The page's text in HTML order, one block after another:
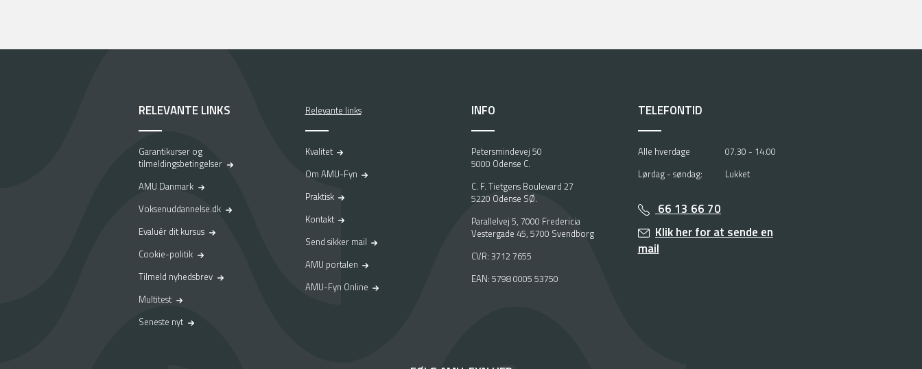
RELEVANTE LINKS
Garantikurser og
tilmeldingsbetingelser
AMU Danmark
Voksenuddannelse.dk
Evaluér dit kursus
Cookie-politik
Tilmeld nyhedsbrev
Multitest
Seneste nyt
Relevante links
Kvalitet
Om AMU-Fyn
Praktisk
Kontakt
Send sikker mail
AMU portalen
AMU-Fyn Online
INFO
Petersmindevej 50
5000 Odense C.
C. F. Tietgens Boulevard 27
5220 Odense SØ.
Parallelvej 5, 7000 Fredericia
Vestergade 45, 5700 Svendborg
CVR: 3712 7655
EAN: 5798 0005 53750
TELEFONTID
Alle hverdage
07.30 - 14.00
Lørdag - søndag:
Lukket
66 13 66 70
Klik her for at sende en
mail